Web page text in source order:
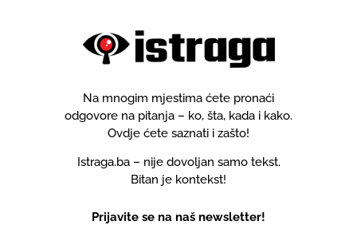
Na mnogim mjestima ćete pronaći
odgovore na pitanja – ko, šta, kada i kako.
Ovdje ćete saznati i zašto!
Istraga.ba – nije dovoljan samo tekst.
Bitan je kontekst!
Prijavite se na naš newsletter!